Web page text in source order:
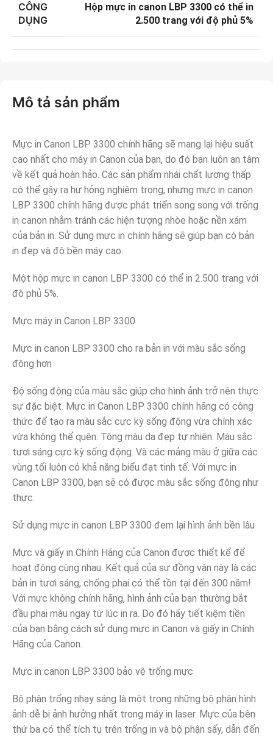
Mô tả sản phẩm
Mực in Canon LBP 3300 chính hãng sẽ mang lại hiệu suất
cao nhất cho máy in Canon của bạn, do đó bạn luôn an tâm
về kết quả hoàn hảo. Các sản phẩm nhái chất lượng thấp
có thể gây ra hư hỏng nghiêm trọng, nhưng mực in canon
LBP 3300 chính hãng được phát triển song song với trống
in canon nhằm tránh các hiện tượng nhòe hoặc nền xám
của bản in. Sử dụng mực in chính hãng sẽ giúp bạn có bản
in đẹp và độ bền máy cao.
Một hộp mực in canon LBP 3300 có thể in 2.500 trang với
độ phủ 5%.
Mực máy in Canon LBP 3300
Mực in canon LBP 3300 cho ra bản in với màu sắc sống
động hơn
Độ sống động của màu sắc giúp cho hình ảnh trở nên thực
sự đặc biệt. Mực in Canon LBP 3300 chính hãng có công
thức để tạo ra màu sắc cực kỳ sống động vừa chính xác
vừa không thể quên. Tông màu da đẹp tự nhiên. Màu sắc
tươi sáng cực kỳ sống động. Và các mảng màu ở giữa các
vùng tối luôn có khả năng biểu đạt tinh tế. Với mực in
Canon LBP 3300, bạn sẽ có được màu sắc sống động như
thực.
Sử dụng mực in canon LBP 3300 đem lại hình ảnh bền lâu
Mực và giấy in Chính Hãng của Canon được thiết kế để
hoạt động cùng nhau. Kết quả của sự đồng vận này là các
bản in tươi sáng, chống phai có thể tồn tại đến 300 năm!
Với mực không chính hãng, hình ảnh của bạn thường bắt
đầu phai màu ngay từ lúc in ra. Do đó hãy tiết kiệm tiền
của bạn bằng cách sử dụng mực in Canon và giấy in Chính
Hãng của Canon.
Mực in canon LBP 3300 bảo vệ trống mực
Bộ phận trống nhạy sáng là một trong những bộ phận hình
ảnh dễ bị ảnh hưởng nhất trong máy in laser. Mực của bên
thứ ba có thể tích tụ trên trống in và bộ phận sấy, dẫn đến
CÔNG
DỤNG
Hộp mực in canon LBP 3300 có thể in
2.500 trang với độ phủ 5%